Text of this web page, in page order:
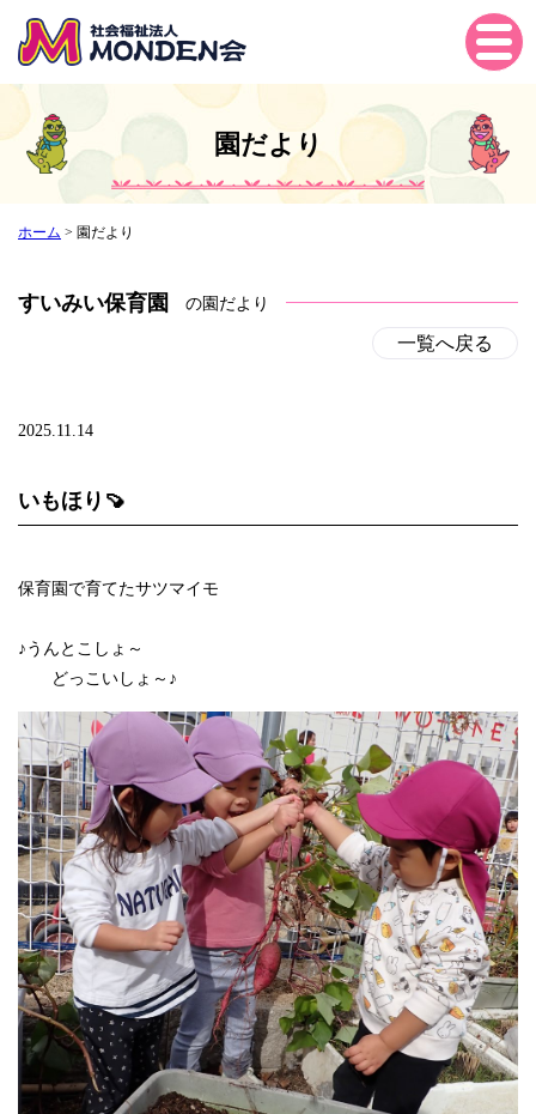
Tog
gle
gati
on
園だより
ホーム > 園だより
すいみい保育園 の園だより
一覧へ戻る
2025.11.14
いもほり🍠
保育園で育てたサツマイモ
♪うんとこしょ～
どっこいしょ～♪